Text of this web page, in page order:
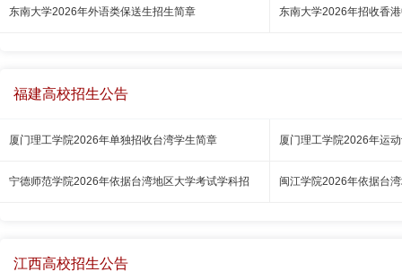
东南大学2026年外语类保送生招生简章 东南大学2026年招收香
福建高校招生公告
厦门理工学院2026年单独招收台湾学生简章 厦门理工学院2026年运
宁德师范学院2026年依据台湾地区大学考试学科招 闽江学院2026年依据台
江西高校招生公告